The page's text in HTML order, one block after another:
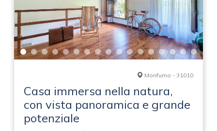
Monfumo - 31010
Casa immersa nella natura,
con vista panoramica e grande
potenziale